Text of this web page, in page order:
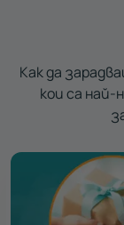
Как да
кои са най-